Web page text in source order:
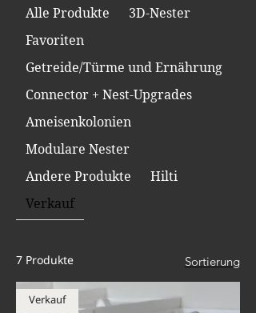
Schreiben Sie uns einfach eine
Nachricht.
Alle Produkte
3D-Nester
Favoriten
Getreide/Türme und Ernährung
Connector + Nest-Upgrades
Ameisenkolonien
Modulare Nester
Andere Produkte
Hilti
Verkauf
7 Produkte Sortierung
Verkauf